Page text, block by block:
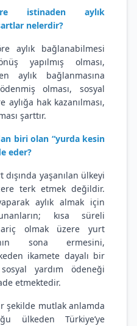
istinaden aylık
nelerdir?
aylık bağlanabilmesi
yapılmış olması,
aylık bağlanmasına
olması, sosyal
hak kazanılması,
şarttır.
biri olan “yurda kesin
eder?
yaşanılan ülkeyi
terk etmek değildir.
aylık almak için
kısa süreli
olmak üzere yurt
sona ermesini,
ikamete dayalı bir
yardım ödeneği
etmektedir.
şekilde mutlak anlamda
ülkeden Türkiye’ye